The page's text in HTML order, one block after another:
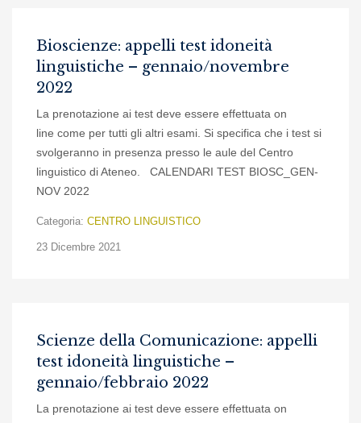
Bioscienze: appelli test idoneità
linguistiche – gennaio/novembre
2022
La prenotazione ai test deve essere effettuata on
line come per tutti gli altri esami. Si specifica che i test si
svolgeranno in presenza presso le aule del Centro
linguistico di Ateneo. CALENDARI TEST BIOSC_GEN-
NOV 2022
Categoria: CENTRO LINGUISTICO
23 Dicembre 2021
Scienze della Comunicazione: appelli
test idoneità linguistiche –
gennaio/febbraio 2022
La prenotazione ai test deve essere effettuata on